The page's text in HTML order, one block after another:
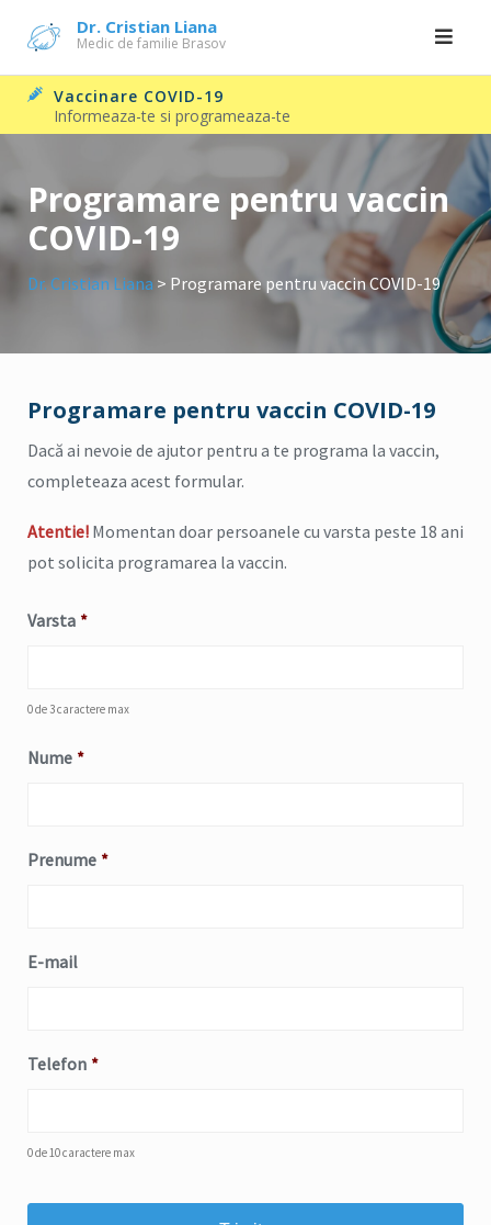
content
Dr. Cristian Liana
Medic de familie Brasov
Vaccinare COVID-19
Informeaza-te si programeaza-te
Programare pentru vaccin
COVID-19
Dr. Cristian Liana > Programare pentru vaccin COVID-19
Programare pentru vaccin COVID-19
Dacă ai nevoie de ajutor pentru a te programa la vaccin,
completeaza acest formular.
Atentie! Momentan doar persoanele cu varsta peste 18 ani
pot solicita programarea la vaccin.
Varsta *
0 de 3 caractere max
Nume *
Prenume *
E-mail
Telefon *
0 de 10 caractere max